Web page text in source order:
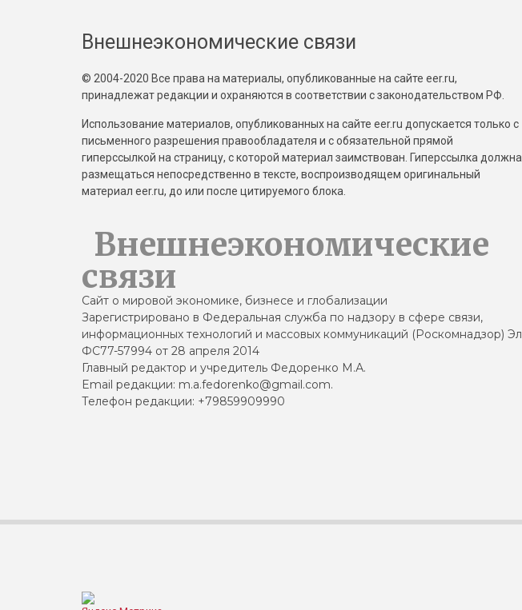
Внешнеэкономические связи
© 2004-2020 Все права на материалы, опубликованные на сайте eer.ru,
принадлежат редакции и охраняются в соответствии с законодательством РФ.
Использование материалов, опубликованных на сайте eer.ru допускается только с
письменного разрешения правообладателя и с обязательной прямой
гиперссылкой на страницу, с которой материал заимствован. Гиперссылка должна
размещаться непосредственно в тексте, воспроизводящем оригинальный
материал eer.ru, до или после цитируемого блока.
Внешнеэкономические
связи
Сайт о мировой экономике, бизнесе и глобализации
Зарегистрировано в Федеральная служба по надзору в сфере связи,
информационных технологий и массовых коммуникаций (Роскомнадзор) Эл
ФС77-57994 от 28 апреля 2014
Главный редактор и учредитель Федоренко М.А.
Email редакции: m.a.fedorenko@gmail.com.
Телефон редакции: +79859909990